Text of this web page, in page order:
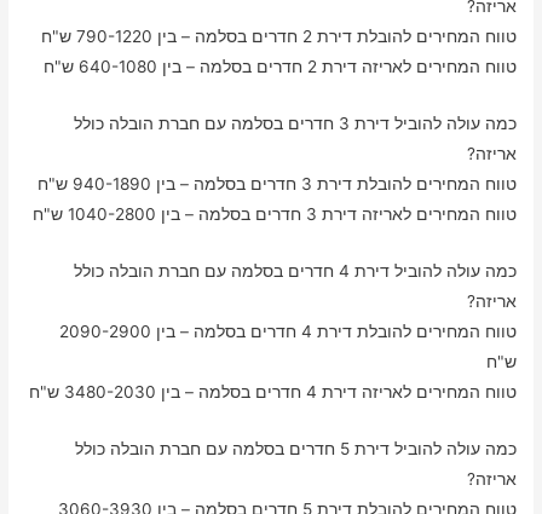
אריזה?
טווח המחירים להובלת דירת 2 חדרים בסלמה – בין 790-1220 ש"ח
טווח המחירים לאריזה דירת 2 חדרים בסלמה – בין 640-1080 ש"ח
כמה עולה להוביל דירת 3 חדרים בסלמה עם חברת הובלה כולל
אריזה?
טווח המחירים להובלת דירת 3 חדרים בסלמה – בין 940-1890 ש"ח
טווח המחירים לאריזה דירת 3 חדרים בסלמה – בין 1040-2800 ש"ח
כמה עולה להוביל דירת 4 חדרים בסלמה עם חברת הובלה כולל
אריזה?
טווח המחירים להובלת דירת 4 חדרים בסלמה – בין 2090-2900
ש"ח
טווח המחירים לאריזה דירת 4 חדרים בסלמה – בין 3480-2030 ש"ח
כמה עולה להוביל דירת 5 חדרים בסלמה עם חברת הובלה כולל
אריזה?
טווח המחירים להובלת דירת 5 חדרים בסלמה – בין 3060-3930